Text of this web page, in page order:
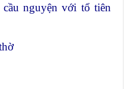
nguyện với tổ tiên